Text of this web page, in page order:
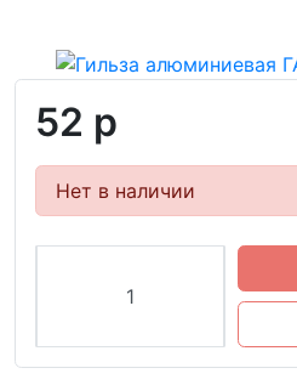
52 р
Нет в наличии